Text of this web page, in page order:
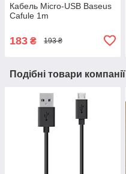
Кабель Micro-USB Baseus
Cafule 1m
183 ₴ 193 ₴
Подібні товари компанії